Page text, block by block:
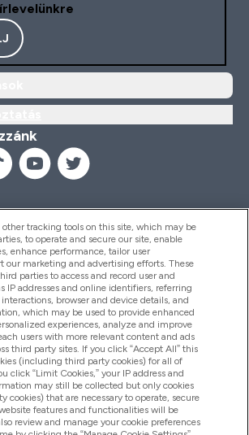
other tracking tools on this site, which may be
to operate and secure our site, enable
enhance performance, tailor user
our marketing and advertising efforts. These
parties to access and record user and
IP addresses and online identifiers, referring
interactions, browser and device details, and
which may be used to provide enhanced
experiences, analyze and improve
users with more relevant content and ads
third party sites. If you click “Accept All” this
(including third party cookies) for all of
click “Limit Cookies,” your IP address and
may still be collected but only cookies
cookies) that are necessary to operate, secure
features and functionalities will be
review and manage your cookie preferences